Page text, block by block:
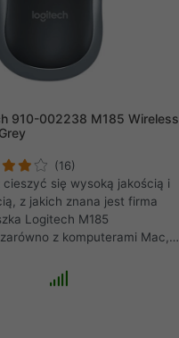
910-002238 M185 Wireless
(16)
cieszyć się wysoką jakością i
z jakich znana jest firma
Logitech M185
z komputerami Mac,
tak mały, że wystarczy
do portu USB i zapomnieć o